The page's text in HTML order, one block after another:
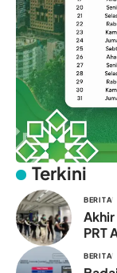
Terkini
BERITA
Akhir
PRT
BERITA